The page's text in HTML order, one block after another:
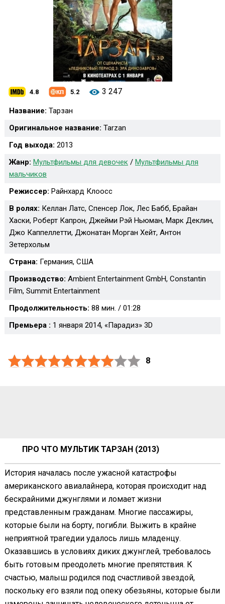
4.8 5.2 3 247
Название: Тарзан
Оригинальное название: Tarzan
Год выхода: 2013
Жанр: Мультфильмы для девочек / Мультфильмы для
мальчиков
Режиссер: Райнхард Клоосс
В ролях: Келлан Латс, Спенсер Лок, Лес Бабб, Брайан
Хаски, Роберт Капрон, Джейми Рэй Ньюман, Марк Деклин,
Джо Каппеллетти, Джонатан Морган Хейт, Антон
Зетерхольм
Страна: Германия, США
Производство: Ambient Entertainment GmbH, Constantin
Film, Summit Entertainment
Продолжительность: 88 мин. / 01:28
Премьера : 1 января 2014, «Парадиз» 3D
8
ПРО ЧТО МУЛЬТИК ТАРЗАН (2013)
История началась после ужасной катастрофы
американского авиалайнера, которая происходит над
бескрайними джунглями и ломает жизни
представленным гражданам. Многие пассажиры,
которые были на борту, погибли. Выжить в крайне
неприятной трагедии удалось лишь младенцу.
Оказавшись в условиях диких джунглей, требовалось
быть готовым преодолеть многие препятствия. К
счастью, малыш родился под счастливой звездой,
поскольку его взяли под опеку обезьяны, которые были